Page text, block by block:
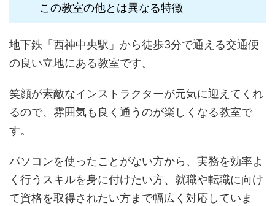
この教室の他とは異なる特徴
地下鉄「西神中央駅」から徒歩3分で通える交通便
の良い立地にある教室です。
笑顔が素敵なインストラクターが元気に迎えてくれ
るので、雰囲気も良く通うのが楽しくなる教室で
す。
パソコンを使ったことがない方から、実務を効率よ
く行うスキルを身に付けたい方、就職や転職に向け
て資格を取得されたい方まで幅広く対応していま